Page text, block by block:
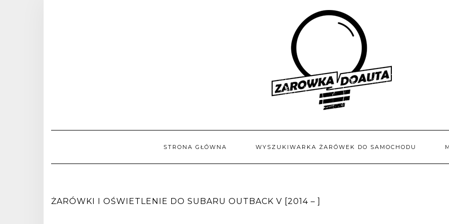
STRONA GŁÓWNA WYSZUKIWARKA ŻARÓWEK DO SAMOCHODU
ŻARÓWKI I OŚWIETLENIE DO SUBARU OUTBACK V [2014 – ]